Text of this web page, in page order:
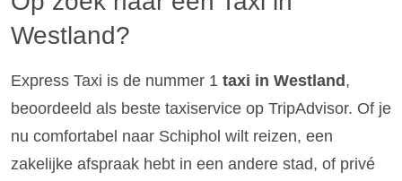
Westland?
Express Taxi is de nummer 1 taxi in Westland,
beoordeeld als beste taxiservice op TripAdvisor. Of je
nu comfortabel naar Schiphol wilt reizen, een
zakelijke afspraak hebt in een andere stad, of privé